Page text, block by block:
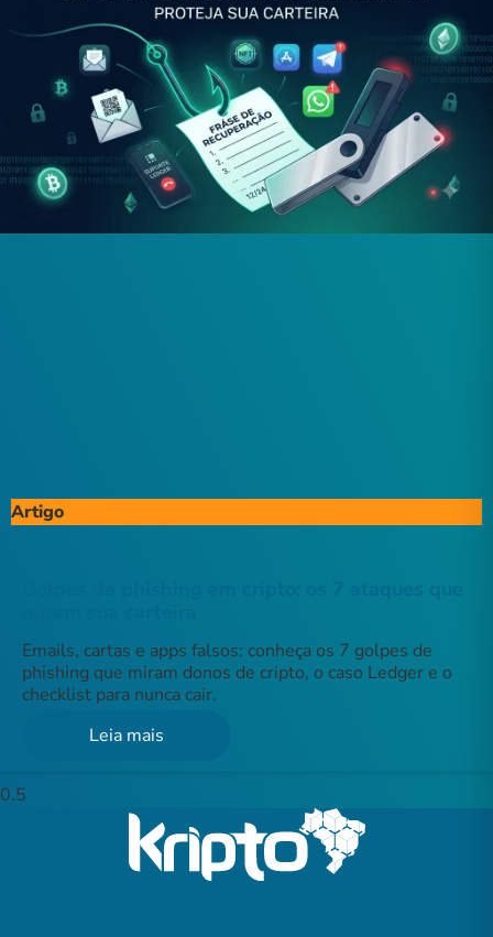
Artigo
Emails, cartas e apps falsos: conheça os 7 golpes de
phishing que miram donos de cripto, o caso Ledger e o
checklist para nunca cair.
Leia mais